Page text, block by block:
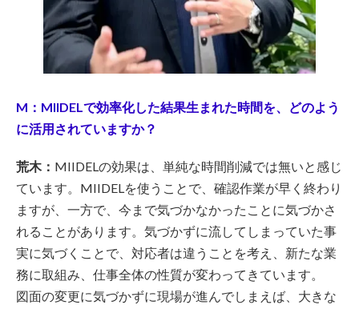
M：MIIDELで効率化した結果生まれた時間を、どのよう
に活用されていますか？
荒木： MIIDELの効果は、単純な時間削減では無いと感じ
ています。MIIDELを使うことで、確認作業が早く終わり
ますが、一方で、今まで気づかなかったことに気づかさ
れることがあります。気づかずに流してしまっていた事
実に気づくことで、対応者は違うことを考え、新たな業
務に取組み、仕事全体の性質が変わってきています。
図面の変更に気づかずに現場が進んでしまえば、大きな